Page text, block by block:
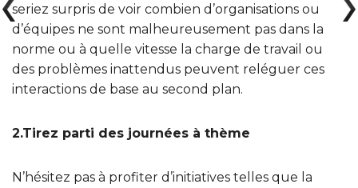
seriez surpris de voir combien d’organisations ou
d’équipes ne sont malheureusement pas dans la
norme ou à quelle vitesse la charge de travail ou
des problèmes inattendus peuvent reléguer ces
interactions de base au second plan.
2.Tirez parti des journées à thème
N’hésitez pas à profiter d’initiatives telles que la